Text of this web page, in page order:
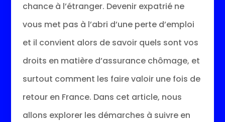
chance à l’étranger. Devenir expatrié ne
vous met pas à l’abri d’une perte d’emploi
et il convient alors de savoir quels sont vos
droits en matière d’assurance chômage, et
surtout comment les faire valoir une fois de
retour en France. Dans cet article, nous
allons explorer les démarches à suivre en